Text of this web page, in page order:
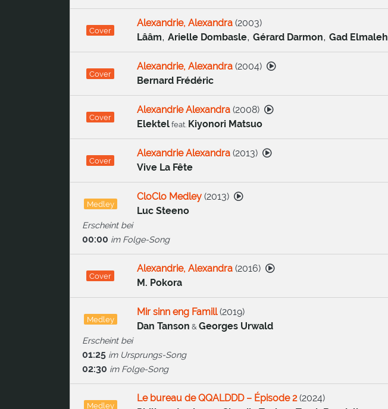
Cover
Alexandrie, Alexandra(2003)
Lââm, Arielle Dombasle, Gérard Darmon, Gad Elmaleh
Cover
Alexandrie, Alexandra(2004)
Bernard Frédéric
Cover
Alexandrie Alexandra(2008)
Elektelfeat. Kiyonori Matsuo
Cover
Alexandrie Alexandra(2013)
Vive La Fête
Medley
CloClo Medley(2013)
Luc Steeno
Erscheint bei
00:00 im Folge-Song
Cover
Alexandrie, Alexandra(2016)
M. Pokora
Medley
Mir sinn eng Famill(2019)
Dan Tanson & Georges Urwald
Erscheint bei
01:25 im Ursprungs-Song
02:30 im Folge-Song
Medley
Le bureau de QQALDDD – Épisode 2(2024)